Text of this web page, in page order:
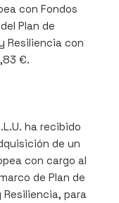
con Fondos
Plan de
Resiliencia con
€.
ha recibido
de un
con cargo al
de Plan de
para